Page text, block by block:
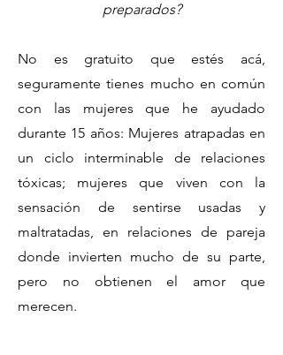
preparados?
No es gratuito que estés acá,
seguramente tienes mucho en común
con las mujeres que he ayudado
durante 15 años: Mujeres atrapadas en
un ciclo interminable de relaciones
tóxicas; mujeres que viven con la
sensación de sentirse usadas y
maltratadas, en relaciones de pareja
donde invierten mucho de su parte,
pero no obtienen el amor que
merecen.